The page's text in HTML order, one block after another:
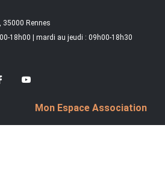
35000 Rennes
18h00 | mardi au jeudi : 09h00-18h30
Mon Espace Association